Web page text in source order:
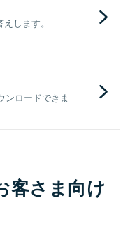
します。
ンロードできま
客さま向け